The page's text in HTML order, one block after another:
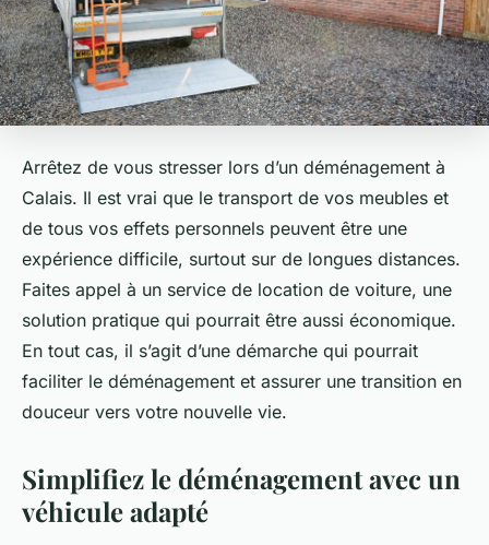
Arrêtez de vous stresser lors d’un déménagement à
Calais. Il est vrai que le transport de vos meubles et
de tous vos effets personnels peuvent être une
expérience difficile, surtout sur de longues distances.
Faites appel à un service de location de voiture, une
solution pratique qui pourrait être aussi économique.
En tout cas, il s’agit d’une démarche qui pourrait
faciliter le déménagement et assurer une transition en
douceur vers votre nouvelle vie.
Simplifiez le déménagement avec un
véhicule adapté